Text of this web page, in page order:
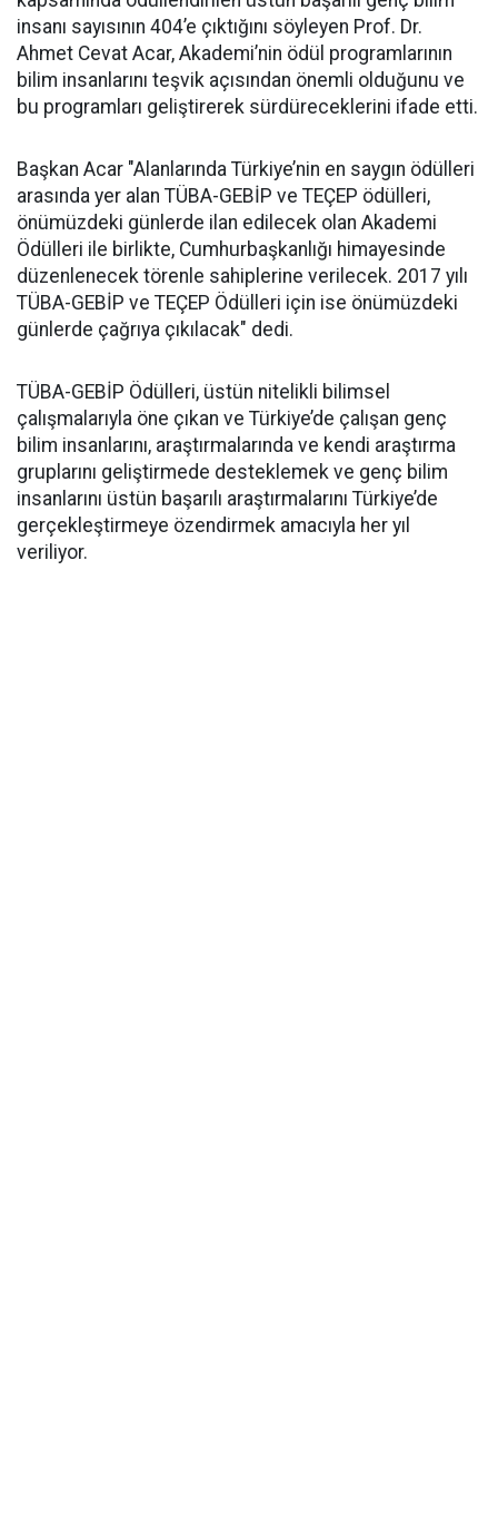
insanı sayısının 404’e çıktığını söyleyen Prof. Dr.
Ahmet Cevat Acar, Akademi’nin ödül programlarının
bilim insanlarını teşvik açısından önemli olduğunu ve
bu programları geliştirerek sürdüreceklerini ifade etti.
Başkan Acar "Alanlarında Türkiye’nin en saygın ödülleri
arasında yer alan TÜBA-GEBİP ve TEÇEP ödülleri,
önümüzdeki günlerde ilan edilecek olan Akademi
Ödülleri ile birlikte, Cumhurbaşkanlığı himayesinde
düzenlenecek törenle sahiplerine verilecek. 2017 yılı
TÜBA-GEBİP ve TEÇEP Ödülleri için ise önümüzdeki
günlerde çağrıya çıkılacak" dedi.
TÜBA-GEBİP Ödülleri, üstün nitelikli bilimsel
çalışmalarıyla öne çıkan ve Türkiye’de çalışan genç
bilim insanlarını, araştırmalarında ve kendi araştırma
gruplarını geliştirmede desteklemek ve genç bilim
insanlarını üstün başarılı araştırmalarını Türkiye’de
gerçekleştirmeye özendirmek amacıyla her yıl
veriliyor.